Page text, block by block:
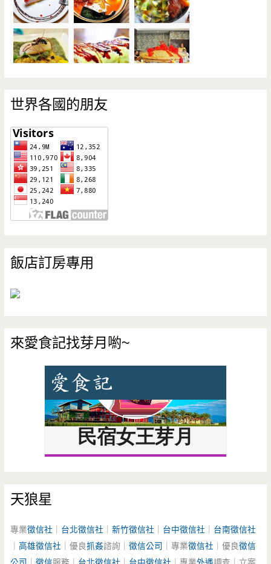
世界各國的朋友
飯店訂房專用
來愛食記找芽月喲~
天狼星
專業徵信社 台北徵信社 ｜新竹徵信社 台中徵信社
台南徵信社
｜高雄徵信社 ｜優良抓姦諮詢｜徵信公司 ｜專業徵信社 ｜優良徵信